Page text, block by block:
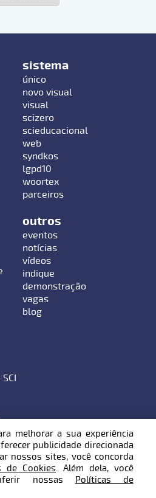
sistema
único
novo visual
visual
scizero
scieducacional
web
syndkos
lgpd10
woortex
parceiros
outros
eventos
notícias
vídeos
indique
demonstração
vagas
blog
Hering, 799 - Bairro Bom
89010-600
melhorar a sua experiência
publicidade direcionada
nossos sites, você concorda
de Cookies. Além dela, você
nossas Políticas de